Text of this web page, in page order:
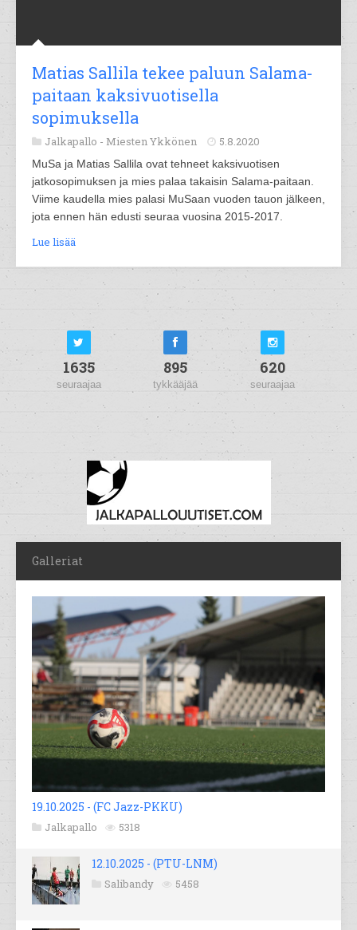
Matias Sallila tekee paluun Salama-
paitaan kaksivuotisella
sopimuksella
Jalkapallo - Miesten Ykkönen 5.8.2020
MuSa ja Matias Sallila ovat tehneet kaksivuotisen
jatkosopimuksen ja mies palaa takaisin Salama-paitaan.
Viime kaudella mies palasi MuSaan vuoden tauon jälkeen,
jota ennen hän edusti seuraa vuosina 2015-2017.
Lue lisää
1635
seuraajaa
895
tykkääjää
620
seuraajaa
Galleriat
19.10.2025 - (FC Jazz-PKKU)
Jalkapallo 5318
12.10.2025 - (PTU-LNM)
Salibandy 5458